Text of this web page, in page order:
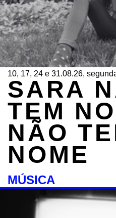
10, 17, 24 e 31.08.26,
SARA
TEM
NÃO
NOME
MÚSICA